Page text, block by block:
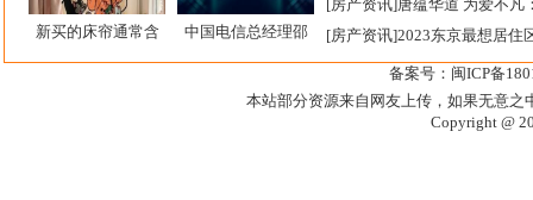
新买的床帘通常含 中国电信总经理邵
房产资讯 唐蕴华道 为爱不凡
[房产资讯]2023东京最想居住
备案号：闽ICP备
本站部分资源来自网友上传，如果无意
Copyright @